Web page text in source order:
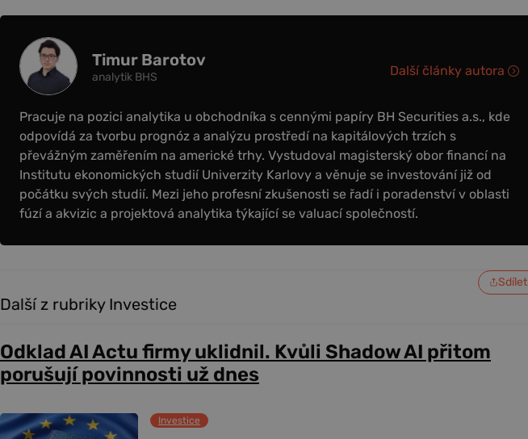
Timur Barotov
analytik BHS
Pracuje na pozici analytika u obchodníka s cennými papíry BH Securities a.s., kde
odpovídá za tvorbu prognóz a analýzu prostředí na kapitálových trzích s
převážným zaměřením na americké trhy. Vystudoval magisterský obor financí na
Institutu ekonomických studií Univerzity Karlovy a věnuje se investování již od
počátku svých studií. Mezi jeho profesní zkušenosti se řadí i poradenství v oblasti
fúzí a akvizic a projektová analytika týkající se valuací společností.
Další články autora
Sdílet
Další z rubriky Investice
Odklad AI Actu firmy uklidnil. Kvůli Shadow AI přitom
porušují povinnosti už dnes
Investice